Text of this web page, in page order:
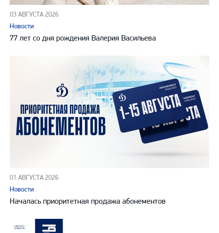
03 АВГУСТА 2026
Новости
77 лет со дня рождения Валерия Васильева
01 АВГУСТА 2026
Новости
Началась приоритетная продажа абонементов